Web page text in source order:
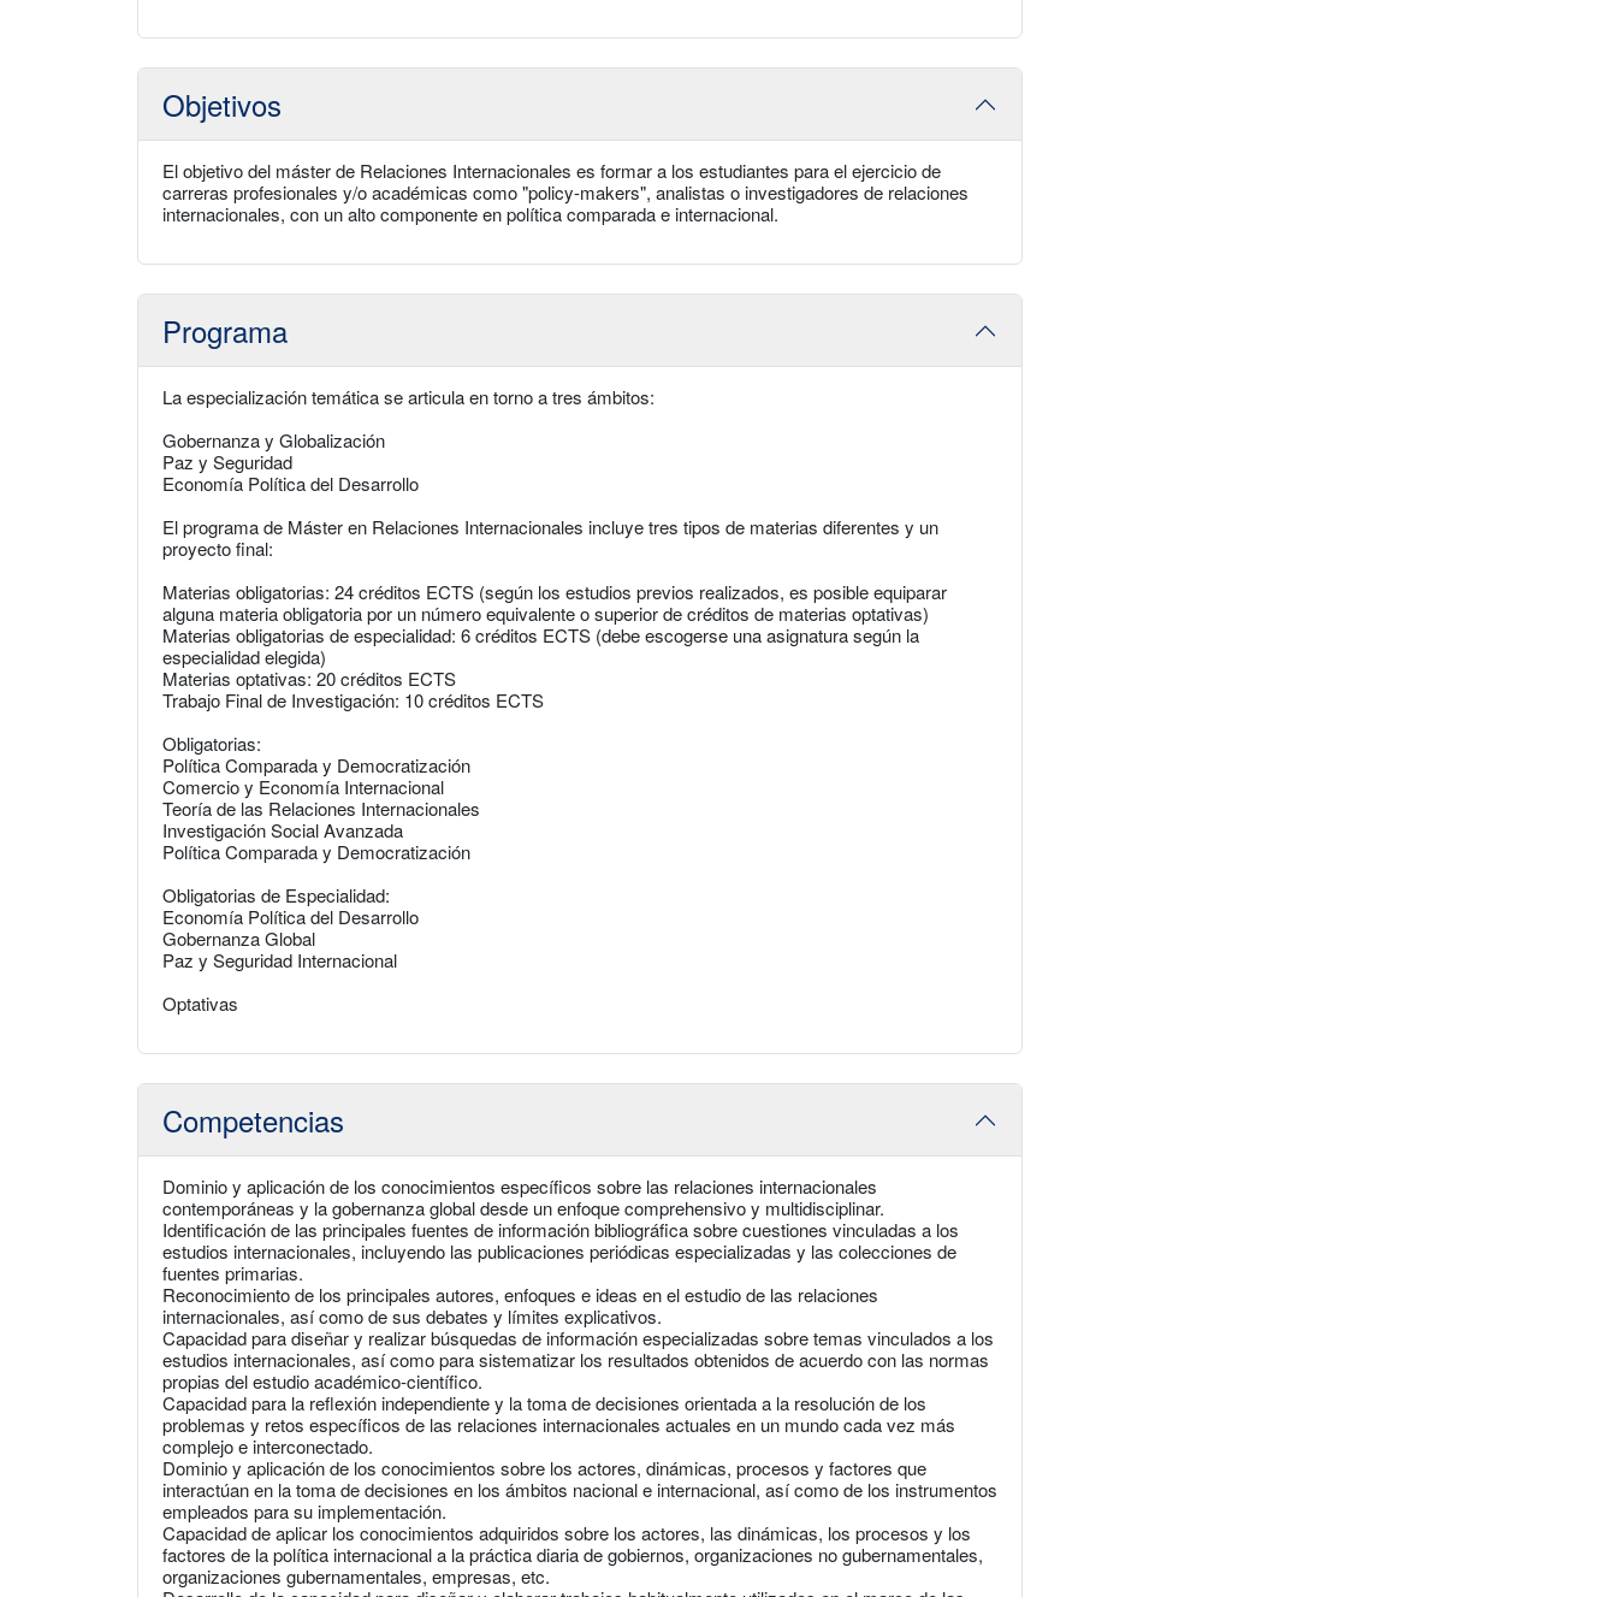
Objetivos
El objetivo del máster de Relaciones Internacionales es formar a los estudiantes para el ejercicio de
carreras profesionales y/o académicas como "policy-makers", analistas o investigadores de relaciones
internacionales, con un alto componente en política comparada e internacional.
Programa
La especialización temática se articula en torno a tres ámbitos:
Gobernanza y Globalización
Paz y Seguridad
Economía Política del Desarrollo
El programa de Máster en Relaciones Internacionales incluye tres tipos de materias diferentes y un
proyecto final:
Materias obligatorias: 24 créditos ECTS (según los estudios previos realizados, es posible equiparar
alguna materia obligatoria por un número equivalente o superior de créditos de materias optativas)
Materias obligatorias de especialidad: 6 créditos ECTS (debe escogerse una asignatura según la
especialidad elegida)
Materias optativas: 20 créditos ECTS
Trabajo Final de Investigación: 10 créditos ECTS
Obligatorias:
Política Comparada y Democratización
Comercio y Economía Internacional
Teoría de las Relaciones Internacionales
Investigación Social Avanzada
Política Comparada y Democratización
Obligatorias de Especialidad:
Economía Política del Desarrollo
Gobernanza Global
Paz y Seguridad Internacional
Optativas
Competencias
Dominio y aplicación de los conocimientos específicos sobre las relaciones internacionales
contemporáneas y la gobernanza global desde un enfoque comprehensivo y multidisciplinar.
Identificación de las principales fuentes de información bibliográfica sobre cuestiones vinculadas a los
estudios internacionales, incluyendo las publicaciones periódicas especializadas y las colecciones de
fuentes primarias.
Reconocimiento de los principales autores, enfoques e ideas en el estudio de las relaciones
internacionales, así como de sus debates y límites explicativos.
Capacidad para diseñar y realizar búsquedas de información especializadas sobre temas vinculados a los
estudios internacionales, así como para sistematizar los resultados obtenidos de acuerdo con las normas
propias del estudio académico-científico.
Capacidad para la reflexión independiente y la toma de decisiones orientada a la resolución de los
problemas y retos específicos de las relaciones internacionales actuales en un mundo cada vez más
complejo e interconectado.
Dominio y aplicación de los conocimientos sobre los actores, dinámicas, procesos y factores que
interactúan en la toma de decisiones en los ámbitos nacional e internacional, así como de los instrumentos
empleados para su implementación.
Capacidad de aplicar los conocimientos adquiridos sobre los actores, las dinámicas, los procesos y los
factores de la política internacional a la práctica diaria de gobiernos, organizaciones no gubernamentales,
organizaciones gubernamentales, empresas, etc.